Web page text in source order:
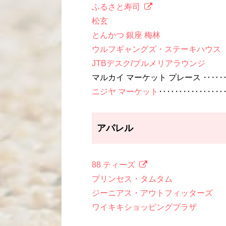
ふるさと寿司
松玄
とんかつ 銀座 梅林
ウルフギャングズ・ステーキハウス
JTBデスク/プルメリアラウンジ
マルカイ マーケット プレース
ニジヤ マーケット
アパレル
88 ティーズ
プリンセス・タムタム
ジーニアス・アウトフィッターズ
ワイキキショッピングプラザ